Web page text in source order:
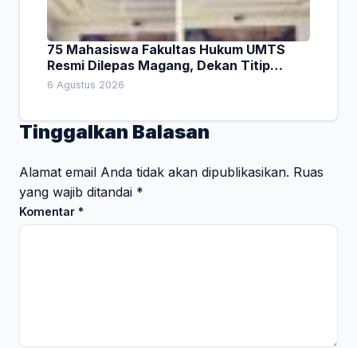
75 Mahasiswa Fakultas Hukum UMTS
Resmi Dilepas Magang, Dekan Titip
Empat Pesan Penting
6 Agustus 2026
Tinggalkan Balasan
Alamat email Anda tidak akan dipublikasikan. Ruas
yang wajib ditandai *
Komentar *